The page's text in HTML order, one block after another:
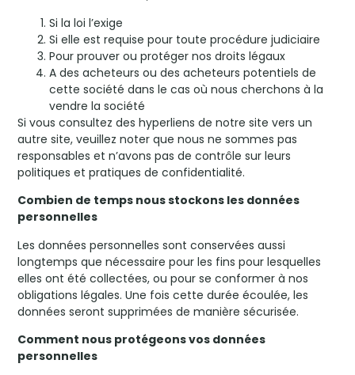
Si la loi l’exige
Si elle est requise pour toute procédure judiciaire
Pour prouver ou protéger nos droits légaux
A des acheteurs ou des acheteurs potentiels de
cette société dans le cas où nous cherchons à la
vendre la société
Si vous consultez des hyperliens de notre site vers un
autre site, veuillez noter que nous ne sommes pas
responsables et n’avons pas de contrôle sur leurs
politiques et pratiques de confidentialité.
Combien de temps nous stockons les données
personnelles
Les données personnelles sont conservées aussi
longtemps que nécessaire pour les fins pour lesquelles
elles ont été collectées, ou pour se conformer à nos
obligations légales. Une fois cette durée écoulée, les
données seront supprimées de manière sécurisée.
Comment nous protégeons vos données
personnelles